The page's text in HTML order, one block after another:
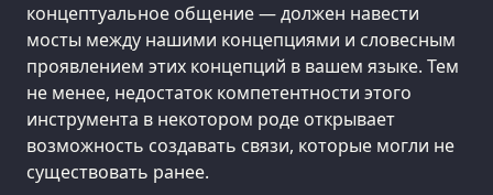
концептуальное общение — должен навести
мосты между нашими концепциями и словесным
проявлением этих концепций в вашем языке. Тем
не менее, недостаток компетентности этого
инструмента в некотором роде открывает
возможность создавать связи, которые могли не
существовать ранее.